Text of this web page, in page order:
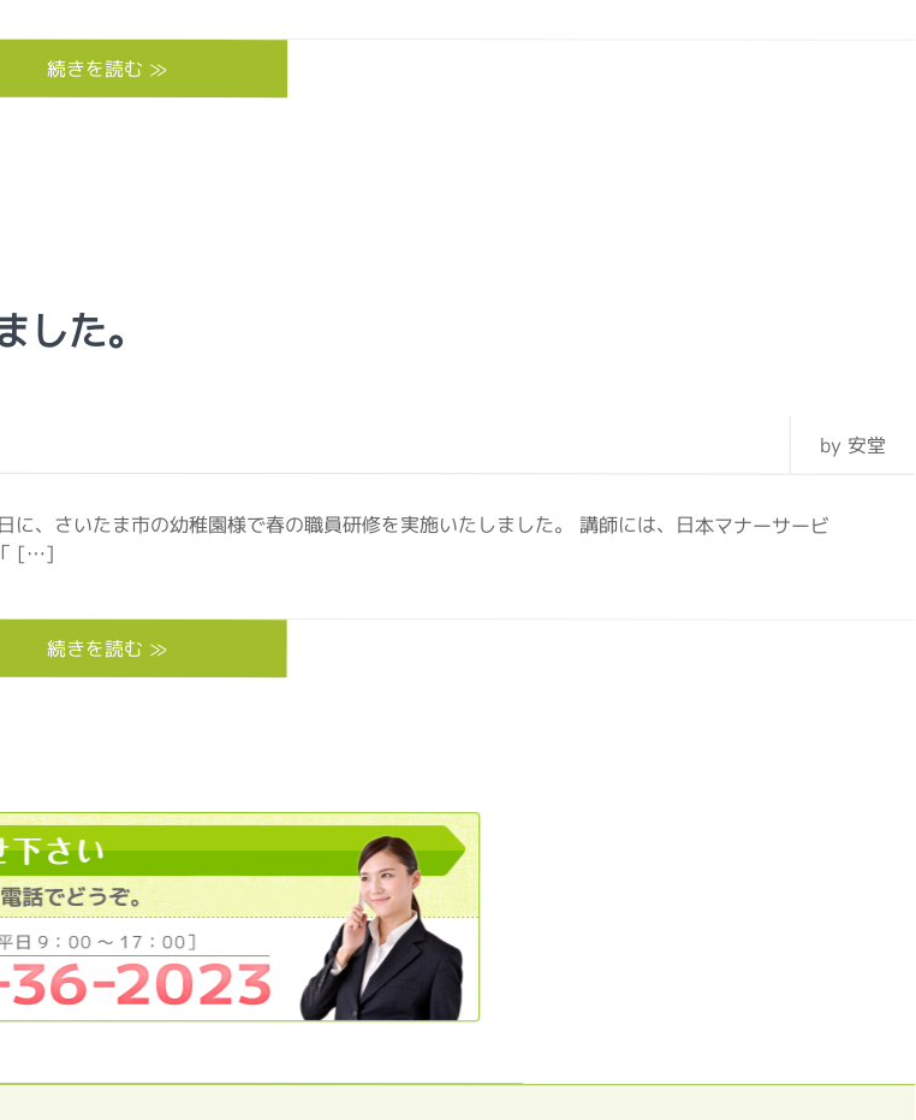
続きを読む ≫
た。
by 安堂
、さいたま市の幼稚園様で春の職員研修を実施いたしました。 講師には、日本マナーサービ
「 […]
続きを読む ≫